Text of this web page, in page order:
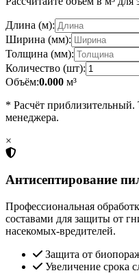
Длина (м):
Ширина (мм):
Толщина (мм):
Количество (шт):
Объём:0.000 м³
* Расчёт
менеджера.
×
Антисептирование
Профессиональная
составами для защиты от
насекомых-вредителей.
Защита от
Увеличение срока